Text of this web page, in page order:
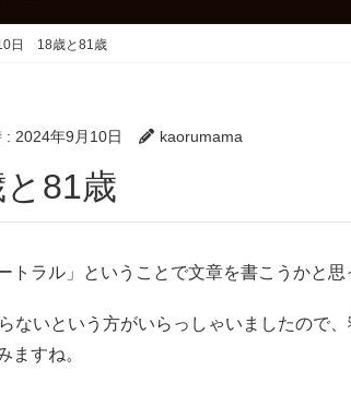
日 18歳と81歳
: 2024年9月10日 kaorumama
81歳
トラル」ということで文章を書こうかと思
ないという方がいらっしゃいましたので
ますね。